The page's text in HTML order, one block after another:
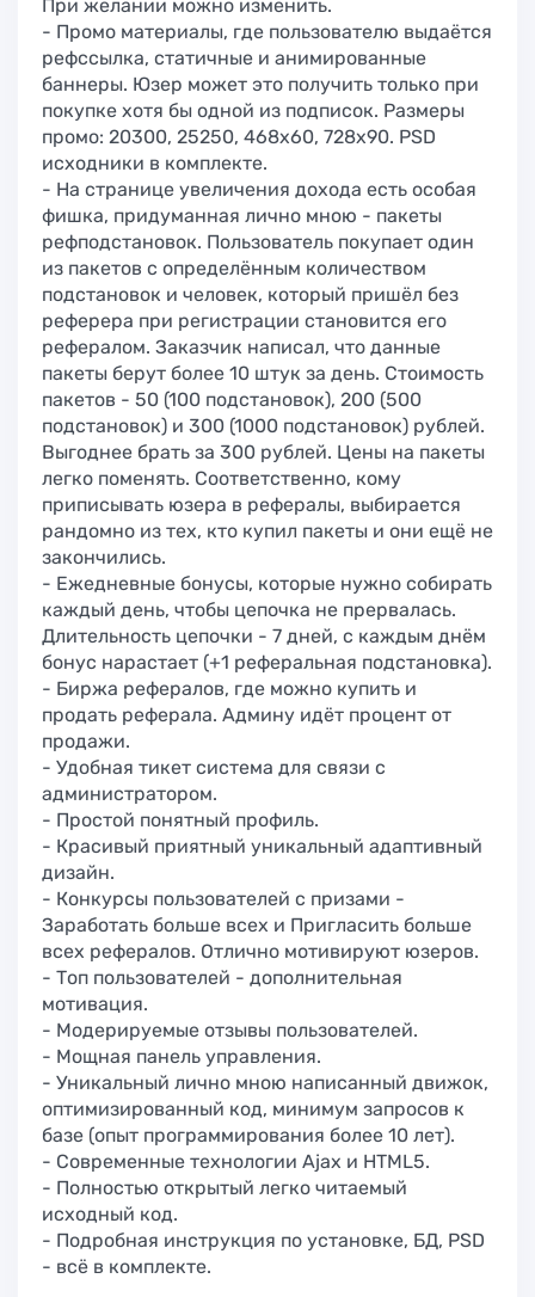
При желании можно изменить.
- Промо материалы, где пользователю выдаётся
рефссылка, статичные и анимированные
баннеры. Юзер может это получить только при
покупке хотя бы одной из подписок. Размеры
промо: 20300, 25250, 468x60, 728x90. PSD
исходники в комплекте.
- На странице увеличения дохода есть особая
фишка, придуманная лично мною - пакеты
рефподстановок. Пользователь покупает один
из пакетов с определённым количеством
подстановок и человек, который пришёл без
реферера при регистрации становится его
рефералом. Заказчик написал, что данные
пакеты берут более 10 штук за день. Стоимость
пакетов - 50 (100 подстановок), 200 (500
подстановок) и 300 (1000 подстановок) рублей.
Выгоднее брать за 300 рублей. Цены на пакеты
легко поменять. Соответственно, кому
приписывать юзера в рефералы, выбирается
рандомно из тех, кто купил пакеты и они ещё не
закончились.
- Ежедневные бонусы, которые нужно собирать
каждый день, чтобы цепочка не прервалась.
Длительность цепочки - 7 дней, с каждым днём
бонус нарастает (+1 реферальная подстановка).
- Биржа рефералов, где можно купить и
продать реферала. Админу идёт процент от
продажи.
- Удобная тикет система для связи с
администратором.
- Простой понятный профиль.
- Красивый приятный уникальный адаптивный
дизайн.
- Конкурсы пользователей с призами -
Заработать больше всех и Пригласить больше
всех рефералов. Отлично мотивируют юзеров.
- Топ пользователей - дополнительная
мотивация.
- Модерируемые отзывы пользователей.
- Мощная панель управления.
- Уникальный лично мною написанный движок,
оптимизированный код, минимум запросов к
базе (опыт программирования более 10 лет).
- Современные технологии Ajax и HTML5.
- Полностью открытый легко читаемый
исходный код.
- Подробная инструкция по установке, БД, PSD
- всё в комплекте.